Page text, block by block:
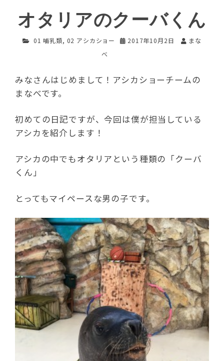
オタリアのクーバくん
01 哺乳類, 02 アシカショー 2017年10月2日
まな
べ
みなさんはじめまして！アシカショーチームの
まなべです。
初めての日記ですが、今回は僕が担当している
アシカを紹介します！
アシカの中でもオタリアという種類の「クーバ
くん」
とってもマイペースな男の子です。